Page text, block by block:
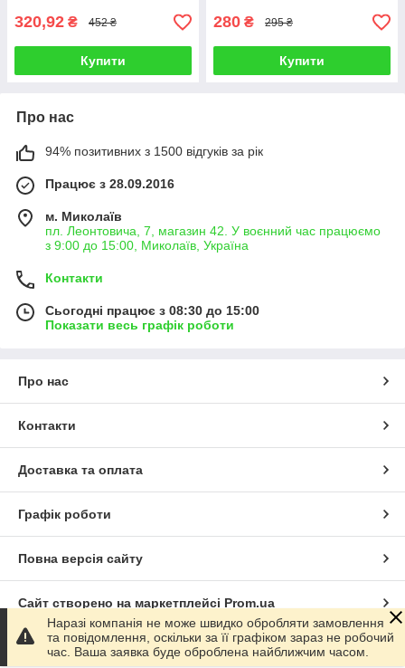
320,92 ₴ 452 ₴
Купити
280 ₴ 295 ₴
Купити
Про нас
94% позитивних з 1500 відгуків за рік
Працює з 28.09.2016
м. Миколаїв
пл. Леонтовича, 7, магазин 42. У воєнний час працюємо
з 9:00 до 15:00, Миколаїв, Україна
Контакти
Сьогодні працює з 08:30 до 15:00
Показати весь графік роботи
Про нас
Контакти
Доставка та оплата
Графік роботи
Повна версія сайту
Сайт створено на маркетплейсі Prom.ua
Політика конфіденційності
Наразі компанія не може швидко обробляти замовлення
та повідомлення, оскільки за її графіком зараз не робочий
час. Ваша заявка буде оброблена найближчим часом.